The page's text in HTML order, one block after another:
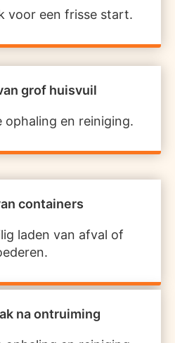
voor een frisse start.
grof huisvuil
ophaling en reiniging.
containers
laden van afval of
na ontruiming